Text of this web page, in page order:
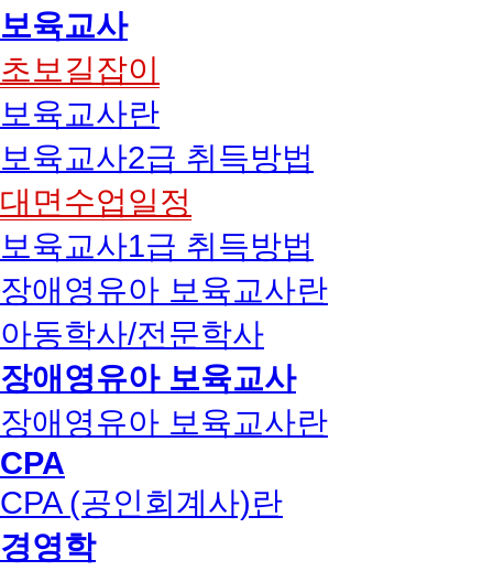
보육교사
초보길잡이
보육교사란
보육교사2급 취득방법
대면수업일정
보육교사1급 취득방법
장애영유아 보육교사란
아동학사/전문학사
장애영유아 보육교사
장애영유아 보육교사란
CPA
CPA (공인회계사)란
경영학